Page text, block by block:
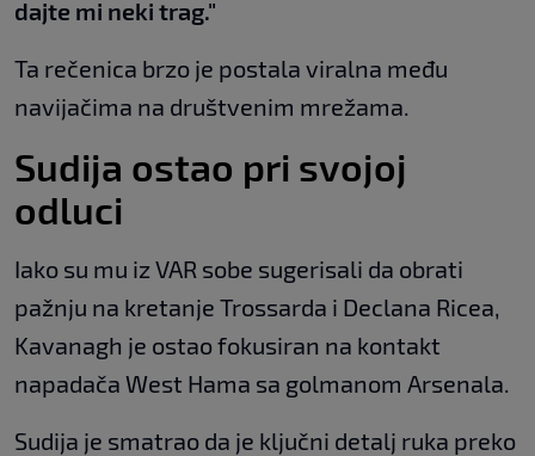
dajte mi neki trag."
Ta rečenica brzo je postala viralna među
navijačima na društvenim mrežama.
Sudija ostao pri svojoj
odluci
Iako su mu iz VAR sobe sugerisali da obrati
pažnju na kretanje Trossarda i Declana Ricea,
Kavanagh je ostao fokusiran na kontakt
napadača West Hama sa golmanom Arsenalа.
Sudija je smatrao da je ključni detalj ruka preko